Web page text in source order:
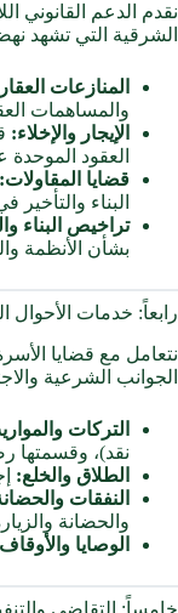
نقدم الدعم القانوني
الشرقية التي تشهد
المنازعات
والمساهمات
الإيجار والإخلاء:
العقود الموحدة
قضايا المقاولات:
البناء والتأخير
تراخيص البناء
بشأن الأنظمة
رابعاً: خدمات الأحوال
نتعامل مع قضايا
الجوانب الشرعية
التركات
نقد)، وقسمتها
الطلاق والخلع:
النفقات
والحضانة
الوصايا
خامساً: التقاضي